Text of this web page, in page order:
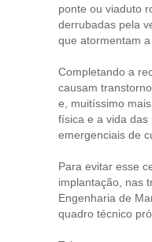
ponte ou viaduto
derrubadas pela
que atormentam
Completando a
causam
e, muitíssimo
física e a vida
emergenciais de
Para evitar esse
implantação, nas
Engenharia de
quadro técnico